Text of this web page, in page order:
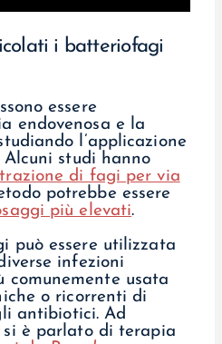
i batteriofagi
essere
endovenosa e la
l’applicazione
studi hanno
di fagi per via
potrebbe essere
più elevati.
può essere utilizzata
infezioni
comunemente usata
o ricorrenti di
antibiotici. Ad
si è parlato di terapia